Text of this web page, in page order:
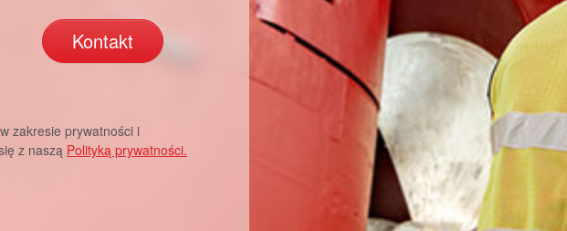
Kontakt
zakresie prywatności i
z naszą Polityką prywatności.